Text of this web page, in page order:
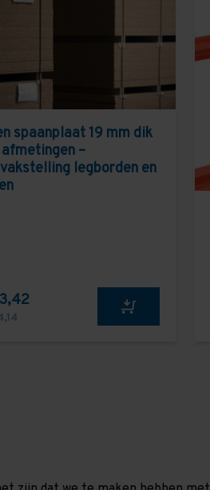
spaanplaat 19 mm dik
–
legborden en